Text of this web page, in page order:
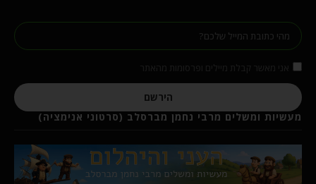
הירשם
מעשיות ומשלים מרבי נחמן מברסלב (סרטוני אנימציה)